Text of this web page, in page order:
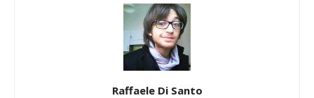
Raffaele Di Santo